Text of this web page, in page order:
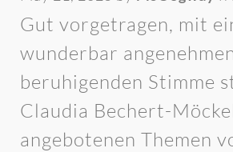
Gut vorgetragen, mit
wunderbar
beruhigenden Stimme
Claudia Bechert-
angebotenen Themen